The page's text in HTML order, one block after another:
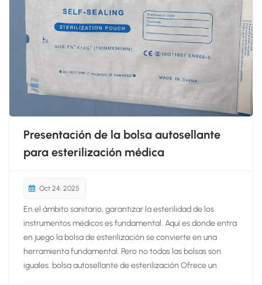
Presentación de la bolsa autosellante
para esterilización médica
Oct 24, 2025
En el ámbito sanitario, garantizar la esterilidad de los
instrumentos médicos es fundamental. Aquí es donde entra
en juego la bolsa de esterilización se convierte en una
herramienta fundamental. Pero no todas las bolsas son
iguales. bolsa autosellante de esterilización Ofrece un